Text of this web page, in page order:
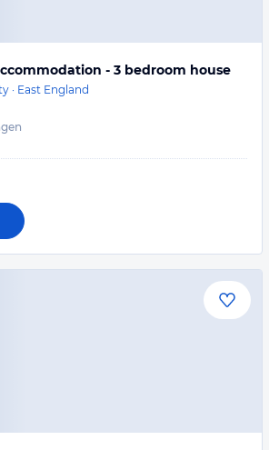
- 3 bedroom house
· East England